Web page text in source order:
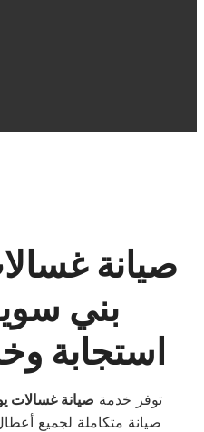
صيانة
بني
استجابة
توفر خدمة صيانة غسالات
صيانة متكاملة لجميع